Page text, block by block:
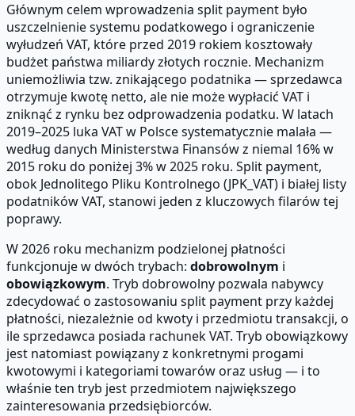
Głównym celem wprowadzenia split payment było
uszczelnienie systemu podatkowego i ograniczenie
wyłudzeń VAT, które przed 2019 rokiem kosztowały
budżet państwa miliardy złotych rocznie. Mechanizm
uniemożliwia tzw. znikającego podatnika — sprzedawca
otrzymuje kwotę netto, ale nie może wypłacić VAT i
zniknąć z rynku bez odprowadzenia podatku. W latach
2019–2025 luka VAT w Polsce systematycznie malała —
według danych Ministerstwa Finansów z niemal 16% w
2015 roku do poniżej 3% w 2025 roku. Split payment,
obok Jednolitego Pliku Kontrolnego (JPK_VAT) i białej listy
podatników VAT, stanowi jeden z kluczowych filarów tej
poprawy.
W 2026 roku mechanizm podzielonej płatności
funkcjonuje w dwóch trybach: dobrowolnym i
obowiązkowym. Tryb dobrowolny pozwala nabywcy
zdecydować o zastosowaniu split payment przy każdej
płatności, niezależnie od kwoty i przedmiotu transakcji, o
ile sprzedawca posiada rachunek VAT. Tryb obowiązkowy
jest natomiast powiązany z konkretnymi progami
kwotowymi i kategoriami towarów oraz usług — i to
właśnie ten tryb jest przedmiotem największego
zainteresowania przedsiębiorców.